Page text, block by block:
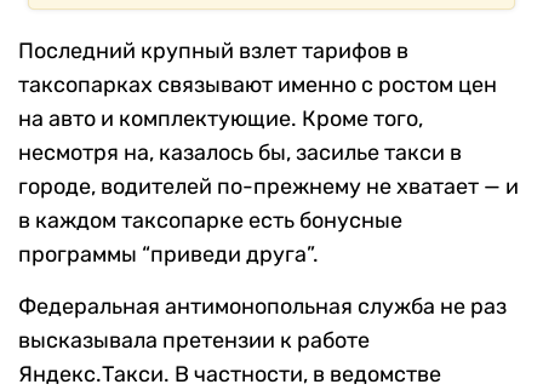
Последний крупный взлет тарифов в
таксопарках связывают именно с ростом цен
на авто и комплектующие. Кроме того,
несмотря на, казалось бы, засилье такси в
городе, водителей по-прежнему не хватает — и
в каждом таксопарке есть бонусные
программы “приведи друга”.
Федеральная антимонопольная служба не раз
высказывала претензии к работе
Яндекс.Такси. В частности, в ведомстве